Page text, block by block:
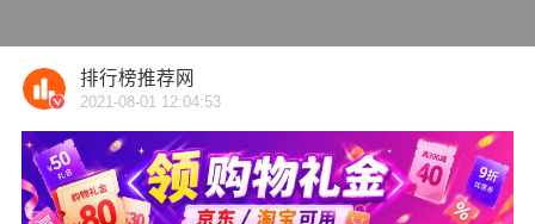

排行榜推荐网
2021-08-01 12:04:53